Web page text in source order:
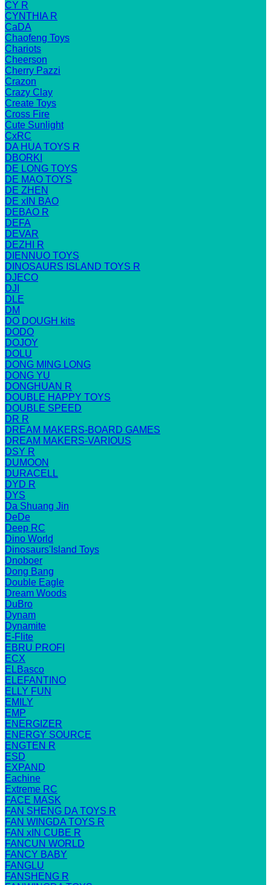
CY R
CYNTHIA R
CaDA
Chaofeng Toys
Chariots
Cheerson
Cherry Pazzi
Crazon
Crazy Clay
Create Toys
Cross Fire
Cute Sunlight
CxRC
DA HUA TOYS R
DBORKI
DE LONG TOYS
DE MAO TOYS
DE ZHEN
DE xIN BAO
DEBAO R
DEFA
DEVAR
DEZHI R
DIENNUO TOYS
DINOSAURS ISLAND TOYS R
DJECO
DJI
DLE
DM
DO DOUGH kits
DODO
DOJOY
DOLU
DONG MING LONG
DONG YU
DONGHUAN R
DOUBLE HAPPY TOYS
DOUBLE SPEED
DR R
DREAM MAKERS-BOARD GAMES
DREAM MAKERS-VARIOUS
DSY R
DUMOON
DURACELL
DYD R
DYS
Da Shuang Jin
DeDe
Deep RC
Dino World
Dinosaurs'Island Toys
Dnoboer
Dong Bang
Double Eagle
Dream Woods
DuBro
Dynam
Dynamite
E-Flite
EBRU PROFI
ECX
ELBasco
ELEFANTINO
ELLY FUN
EMILY
EMP
ENERGIZER
ENERGY SOURCE
ENGTEN R
ESD
EXPAND
Eachine
Extreme RC
FACE MASK
FAN SHENG DA TOYS R
FAN WINGDA TOYS R
FAN xIN CUBE R
FANCUN WORLD
FANCY BABY
FANGLU
FANSHENG R